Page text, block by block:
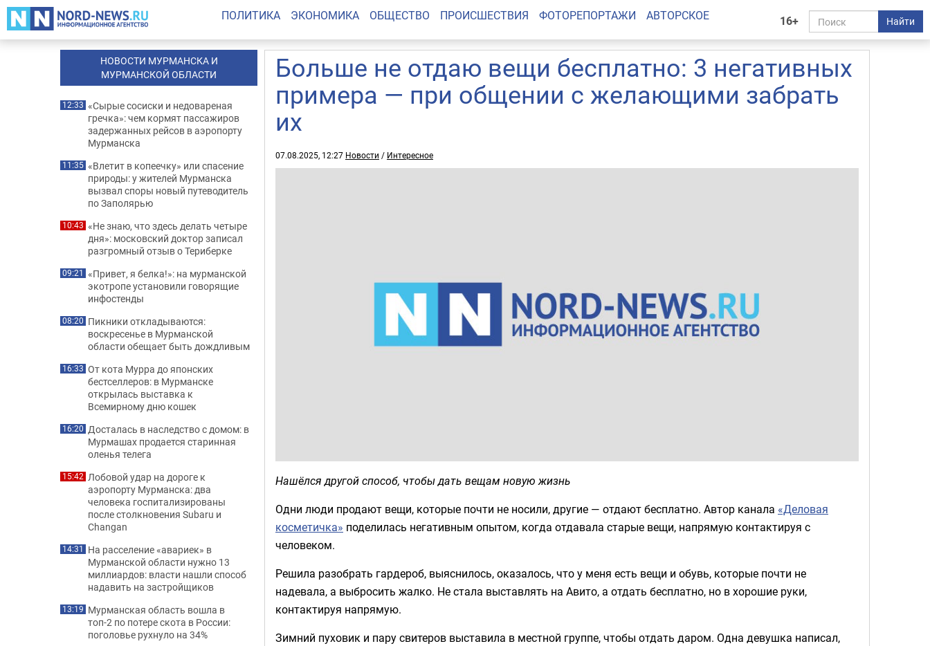
16+ Найти
ПОЛИТИКА ЭКОНОМИКА ОБЩЕСТВО ПРОИСШЕСТВИЯ ФОТОРЕПОРТАЖИ АВТОРСКОЕ
Больше не отдаю вещи бесплатно: 3 негативных
примера — при общении с желающими забрать
их
07.08.2025, 12:27 Новости / Интересное
Нашёлся другой способ, чтобы дать вещам новую жизнь
Одни люди продают вещи, которые почти не носили, другие — отдают бесплатно. Автор канала «Деловая
косметичка» поделилась негативным опытом, когда отдавала старые вещи, напрямую контактируя с
человеком.
Решила разобрать гардероб, выяснилось, оказалось, что у меня есть вещи и обувь, которые почти не
надевала, а выбросить жалко. Не стала выставлять на Авито, а отдать бесплатно, но в хорошие руки,
контактируя напрямую.
Зимний пуховик и пару свитеров выставила в местной группе, чтобы отдать даром. Одна девушка написал,
НОВОСТИ МУРМАНСКА И
МУРМАНСКОЙ ОБЛАСТИ
12:33 «Сырые сосиски и недовареная
гречка»: чем кормят пассажиров
задержанных рейсов в аэропорту
Мурманска
11:35 «Влетит в копеечку» или спасение
природы: у жителей Мурманска
вызвал споры новый путеводитель
по Заполярью
10:43 «Не знаю, что здесь делать четыре
дня»: московский доктор записал
разгромный отзыв о Териберке
09:21 «Привет, я белка!»: на мурманской
экотропе установили говорящие
инфостенды
08:20 Пикники откладываются:
воскресенье в Мурманской
области обещает быть дождливым
16:33 От кота Мурра до японских
бестселлеров: в Мурманске
открылась выставка к
Всемирному дню кошек
16:20 Досталась в наследство с домом: в
Мурмашах продается старинная
оленья телега
15:42 Лобовой удар на дороге к
аэропорту Мурманска: два
человека госпитализированы
после столкновения Subaru и
Changan
14:31 На расселение «авариек» в
Мурманской области нужно 13
миллиардов: власти нашли способ
надавить на застройщиков
13:19 Мурманская область вошла в
топ-2 по потере скота в России:
поголовье рухнуло на 34%